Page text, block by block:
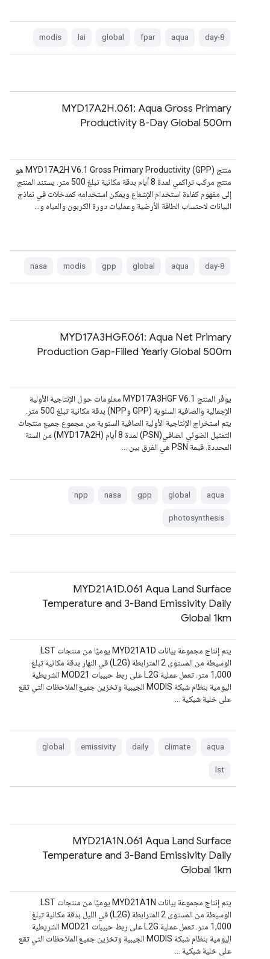
8-day
aqua
fpar
global
lai
modis
MYD17A2H.061: Aqua Gross Primary
Productivity 8-Day Global 500m
منتج MYD17A2H V6.1 Gross Primary Productivity (GPP) هو
منتج مركب تراكمي لمدة 8 أيام بدقة مكانية تبلغ 500 متر. يستند المنتج
إلى مفهوم كفاءة استخدام الإشعاع ويمكن استخدامه كمدخلات في نماذج
البيانات لاحتساب الطاقة الأرضية وعمليات دورة الكربون والمياه و…
8-day
aqua
global
gpp
modis
nasa
MYD17A3HGF.061: Aqua Net Primary
Production Gap-Filled Yearly Global 500m
يوفّر المنتج MYD17A3HGF V6.1 معلومات حول الإنتاجية الأولية
الإجمالية والصافية السنوية (GPP وNPP) بدقة مكانية تبلغ 500 متر.
يتم استخراج الإنتاجية الأولية الصافية السنوية من مجموع جميع منتجات
التمثيل الضوئي الصافي(PSN) لمدة 8 أيام (MYD17A2H) من السنة
المحددة. قيمة PSN هي الفرق بين …
aqua
global
gpp
nasa
npp
photosynthesis
MYD21A1D.061 Aqua Land Surface
Temperature and 3-Band Emissivity Daily
Global 1km
يتم إنتاج مجموعة بيانات MYD21A1D يوميًا من منتجات LST
الوسيطة من المستوى 2 المترابطة (L2G) في النهار بدقة مكانية تبلغ
1,000 متر. تعمل عملية L2G على ربط حبيبات MOD21 الشريطية
اليومية بنظام شبكة MODIS الجيبية وتخزين جميع الملاحظات التي تقع
على خلية شبكية …
aqua
climate
daily
emissivity
global
lst
MYD21A1N.061 Aqua Land Surface
Temperature and 3-Band Emissivity Daily
Global 1km
يتم إنتاج مجموعة بيانات MYD21A1N يوميًا من منتجات LST
الوسيطة من المستوى 2 المترابطة (L2G) في الليل بدقة مكانية تبلغ
1,000 متر. تعمل عملية L2G على ربط حبيبات MOD21 الشريطية
اليومية بنظام شبكة MODIS الجيبية وتخزين جميع الملاحظات التي تقع
على خلية شبكية …